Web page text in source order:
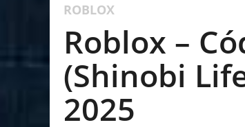
ROBLOX
Roblox –
(Shinobi
2025